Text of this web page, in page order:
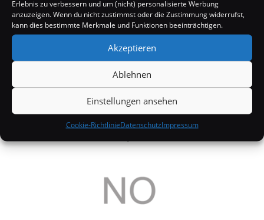
Erlebnis zu verbessern und um (nicht) personalisierte Werbung
anzuzeigen. Wenn du nicht zustimmst oder die Zustimmung widerrufst,
kann dies bestimmte Merkmale und Funktionen beeinträchtigen.
Akzeptieren
Ablehnen
Einstellungen ansehen
Cookie-RichtlinieDatenschutzImpressum
Rihanna und Chris Brown: Weiter Rätselraten